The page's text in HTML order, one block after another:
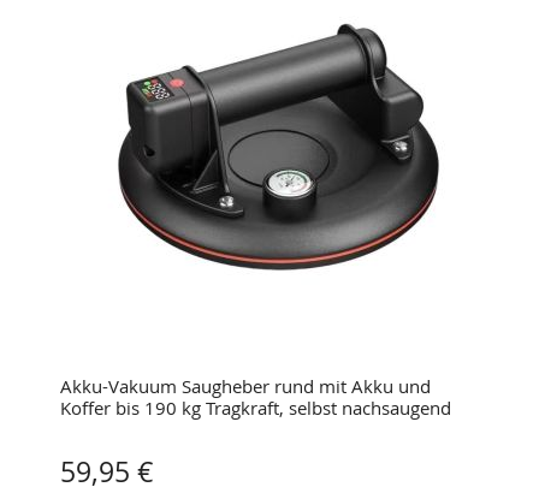
Akku-Vakuum Saugheber rund mit Akku und
Koffer bis 190 kg Tragkraft, selbst nachsaugend
59,95 €